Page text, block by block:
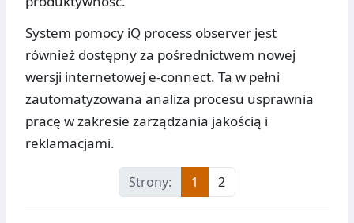
System pomocy iQ process observer jest
również dostępny za pośrednictwem nowej
wersji internetowej e-connect. Ta w pełni
zautomatyzowana analiza procesu usprawnia
pracę w zakresie zarządzania jakością i
reklamacjami.
Strony: 1 2